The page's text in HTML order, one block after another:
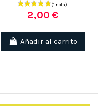
2,00 €
Añadir al carrito